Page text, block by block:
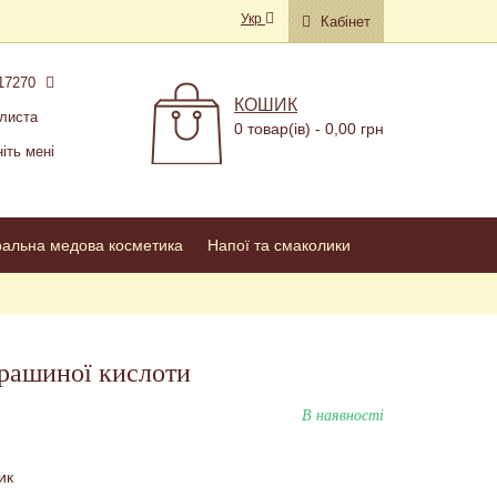
Кабінет
Укр
мені
КОШИК
0 товар(ів) - 0,00 грн
медова косметика Напої та смаколики
кислоти
В наявності